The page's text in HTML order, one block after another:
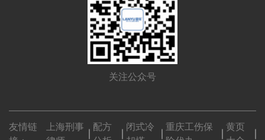
关注公众号
友情链
上海刑事
配方
闭式冷
重庆工伤保
黄页